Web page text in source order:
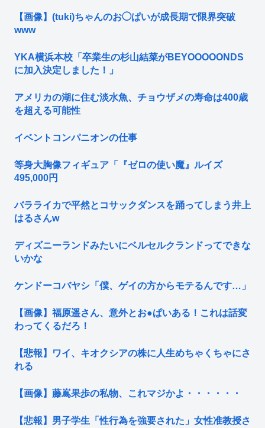
【画像】(tuki)ちゃんのお◯ぱいが成長期で限界突破
www
YKA横浜本校「卒業生の杉山結菜がBEYOOOOONDS
に加入決定しました！」
アメリカの湖に住む淡水魚、チョウザメの寿命は400歳
を超える可能性
イベントコンパニオンの仕事
等身大胸像フィギュア「『ゼロの使い魔』ルイズ
495,000円
バラライカで平然とコサックダンスを踊ってしまう井上
はるさんw
ディズニーランドみたいにベルセルクランドってできな
いかな
ケンドーコバヤシ「僕、ゲイの方からモテるんです…」
【画像】福原遥さん、意外とお●ぱいある！これは話変
わってくるだろ！
【悲報】ワイ、キオクシアの株に人生めちゃくちゃにさ
れる
【画像】藤嶌果歩の私物、これマジかよ・・・・・・
【悲報】男子学生「性行為を強要された」女性准教授さ